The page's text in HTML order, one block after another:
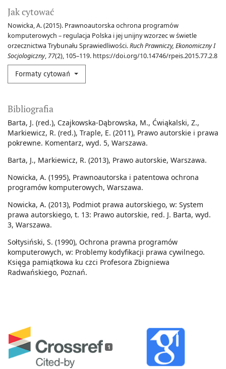
Jak cytować
Nowicka, A. (2015). Prawnoautorska ochrona programów
komputerowych – regulacja Polska i jej unijny wzorzec w świetle
orzecznictwa Trybunału Sprawiedliwości.Ruch Prawniczy, Ekonomiczny I
Socjologiczny, 77(2), 105–119. https://doi.org/10.14746/rpeis.2015.77.2.8
Formaty cytowań
1
Bibliografia
Barta, J. (red.), Czajkowska-Dąbrowska, M., Ćwiąkalski, Z.,
Markiewicz, R. (red.), Traple, E. (2011), Prawo autorskie i prawa
pokrewne. Komentarz, wyd. 5, Warszawa.
Barta, J., Markiewicz, R. (2013), Prawo autorskie, Warszawa.
Nowicka, A. (1995), Prawnoautorska i patentowa ochrona
programów komputerowych, Warszawa.
Nowicka, A. (2013), Podmiot prawa autorskiego, w: System
prawa autorskiego, t. 13: Prawo autorskie, red. J. Barta, wyd.
3, Warszawa.
Sołtysiński, S. (1990), Ochrona prawna programów
komputerowych, w: Problemy kodyfikacji prawa cywilnego.
Księga pamiątkowa ku czci Profesora Zbigniewa
Radwańskiego, Poznań.